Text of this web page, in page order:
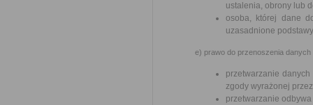
ustalenia, obrony lub
osoba, której dane
uzasadnione
e) prawo do przenoszenia danych
przetwarzanie
zgody wyrażonej
przetwarzanie